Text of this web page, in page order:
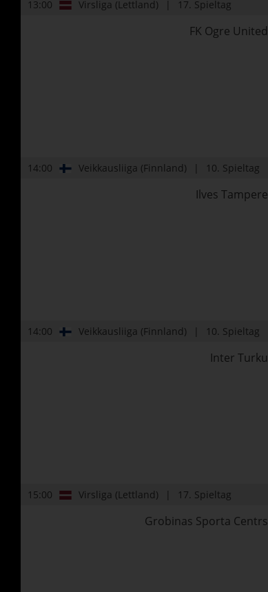
13:00 Virsliga (Lettland) 17. Spieltag
FK Ogre United
14:00 Veikkausliiga (Finnland) 10. Spieltag
Ilves Tampere
14:00 Veikkausliiga (Finnland) 10. Spieltag
Inter Turku
15:00 Virsliga (Lettland) 17. Spieltag
Grobinas Sporta Centrs